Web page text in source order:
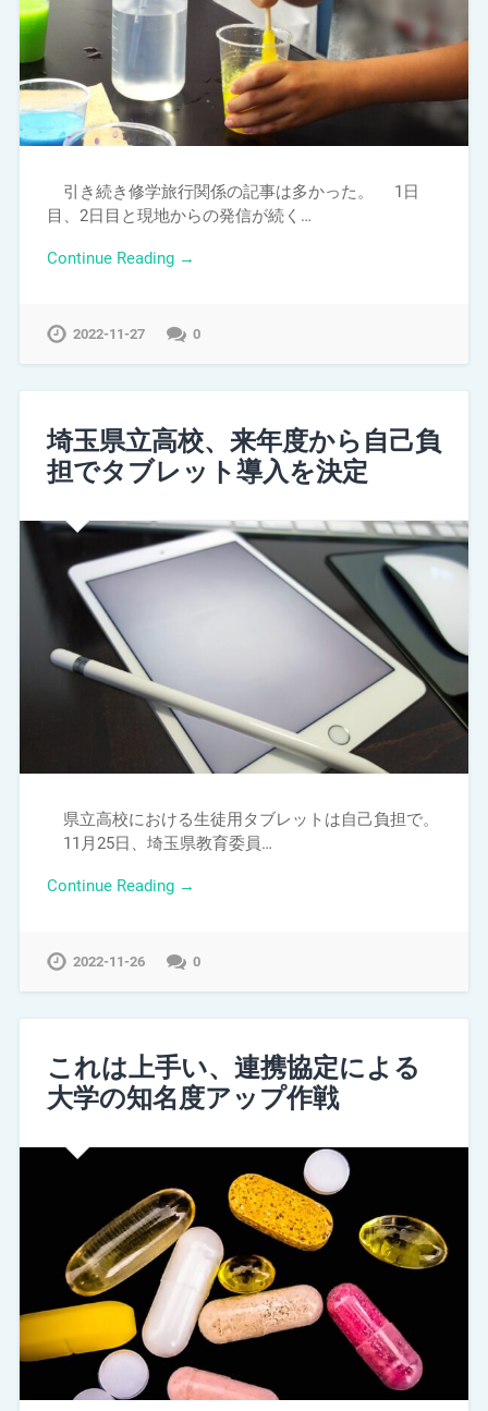
引き続き修学旅行関係の記事は多かった。 1日
目、2日目と現地からの発信が続く…
Continue Reading →
2022-11-27 0
埼玉県立高校、来年度から自己負
担でタブレット導入を決定
県立高校における生徒用タブレットは自己負担で。
11月25日、埼玉県教育委員…
Continue Reading →
2022-11-26 0
これは上手い、連携協定による
大学の知名度アップ作戦